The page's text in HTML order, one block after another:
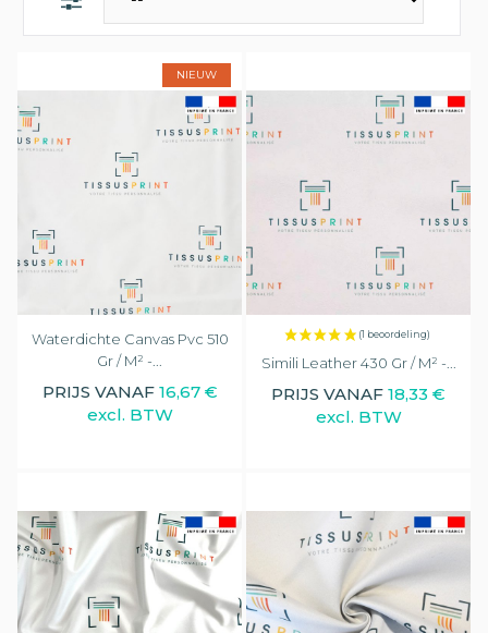
NIEUW
Waterdichte Canvas Pvc 510
Gr / M² -...
PRIJS VANAF 16,67 €
excl. BTW
Simili Leather 430 Gr / M² -...
PRIJS VANAF 18,33 €
excl. BTW